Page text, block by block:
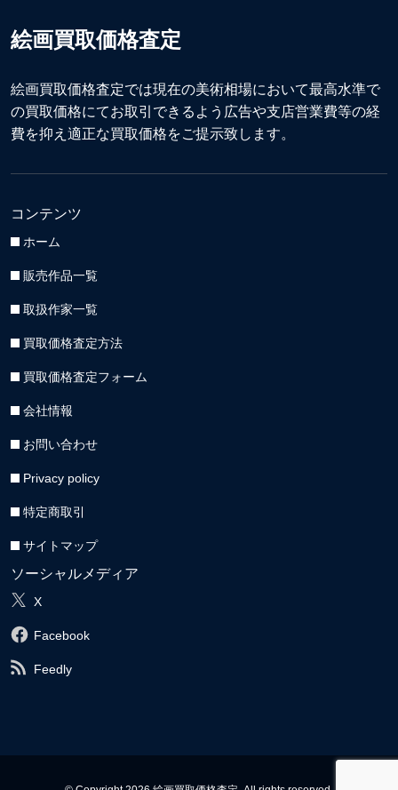
絵画買取価格査定
絵画買取価格査定では現在の美術相場において最高水準で
の買取価格にてお取引できるよう広告や支店営業費等の経
費を抑え適正な買取価格をご提示致します。
コンテンツ
ホーム
販売作品一覧
取扱作家一覧
買取価格査定方法
買取価格査定フォーム
会社情報
お問い合わせ
Privacy policy
特定商取引
サイトマップ
ソーシャルメディア
X
Facebook
Feedly